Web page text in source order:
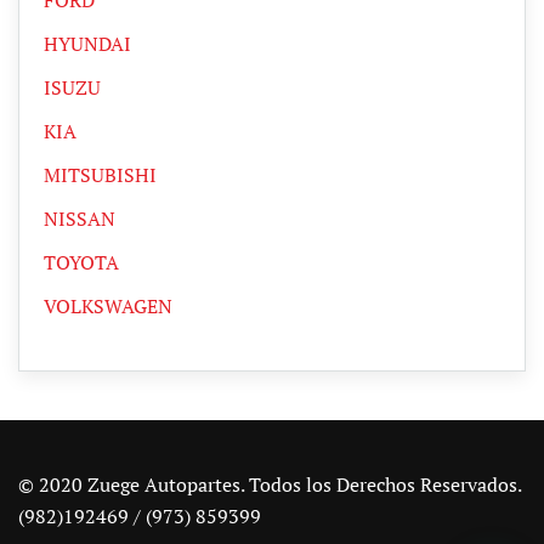
HYUNDAI
ISUZU
KIA
MITSUBISHI
NISSAN
TOYOTA
VOLKSWAGEN
© 2020 Zuege Autopartes. Todos los Derechos Reservados.
(982)192469 / (973) 859399